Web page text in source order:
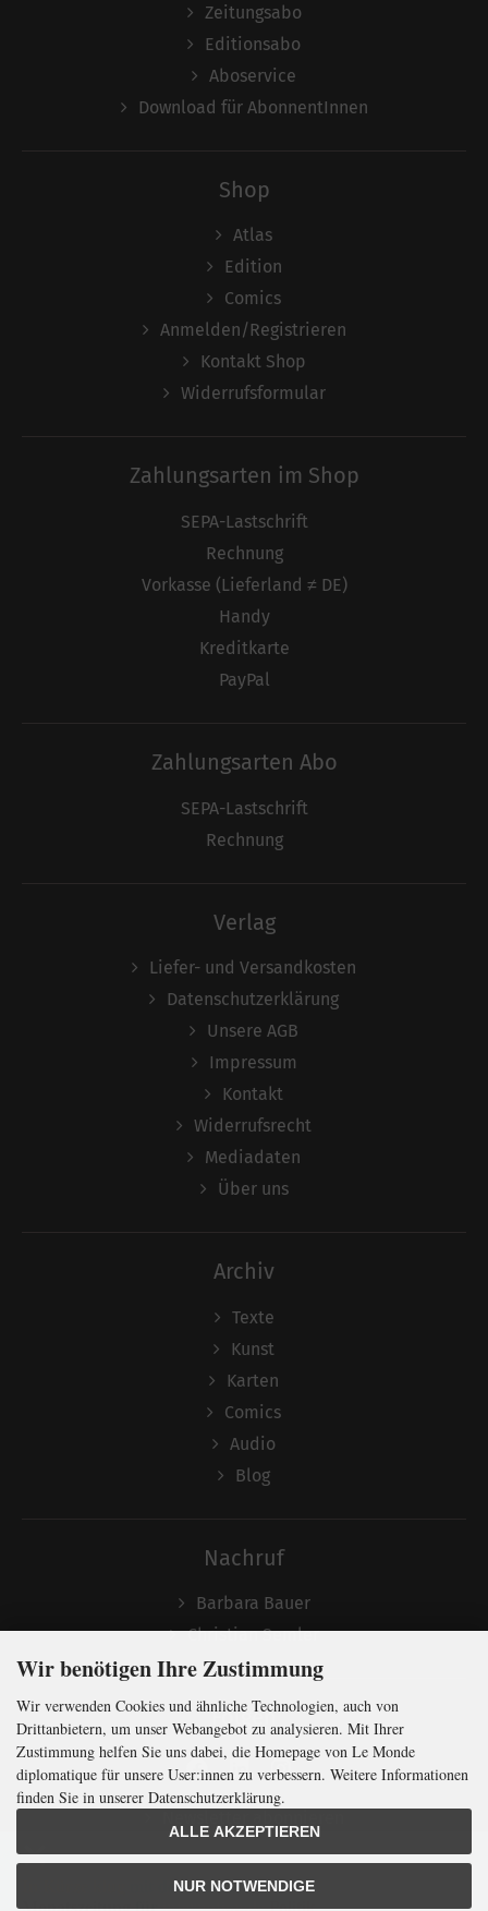
mit der weltweitgrößten
Zeitungsabo
Editionsabo
Aboservice
Download für AbonnentInnen
Shop
Atlas
Edition
Comics
Anmelden/Registrieren
Kontakt Shop
Widerrufsformular
Zahlungsarten im Shop
SEPA-Lastschrift
Rechnung
Vorkasse (Lieferland ≠ DE)
Handy
Kreditkarte
PayPal
Zahlungsarten Abo
SEPA-Lastschrift
Rechnung
Verlag
Liefer- und Versandkosten
Datenschutzerklärung
Unsere AGB
Impressum
Kontakt
Widerrufsrecht
Mediadaten
Über uns
Archiv
Texte
Kunst
Karten
Comics
Audio
Blog
Nachruf
Barbara Bauer
Christian Semler
Folgen
Wir benötigen Ihre Zustimmung
Wir verwenden Cookies und ähnliche Technologien, auch von
Drittanbietern, um unser Webangebot zu analysieren. Mit Ihrer
Zustimmung helfen Sie uns dabei, die Homepage von Le Monde
diplomatique für unsere User:innen zu verbessern. Weitere Informationen
finden Sie in unserer Datenschutzerklärung.
ALLE AKZEPTIEREN
NUR NOTWENDIGE